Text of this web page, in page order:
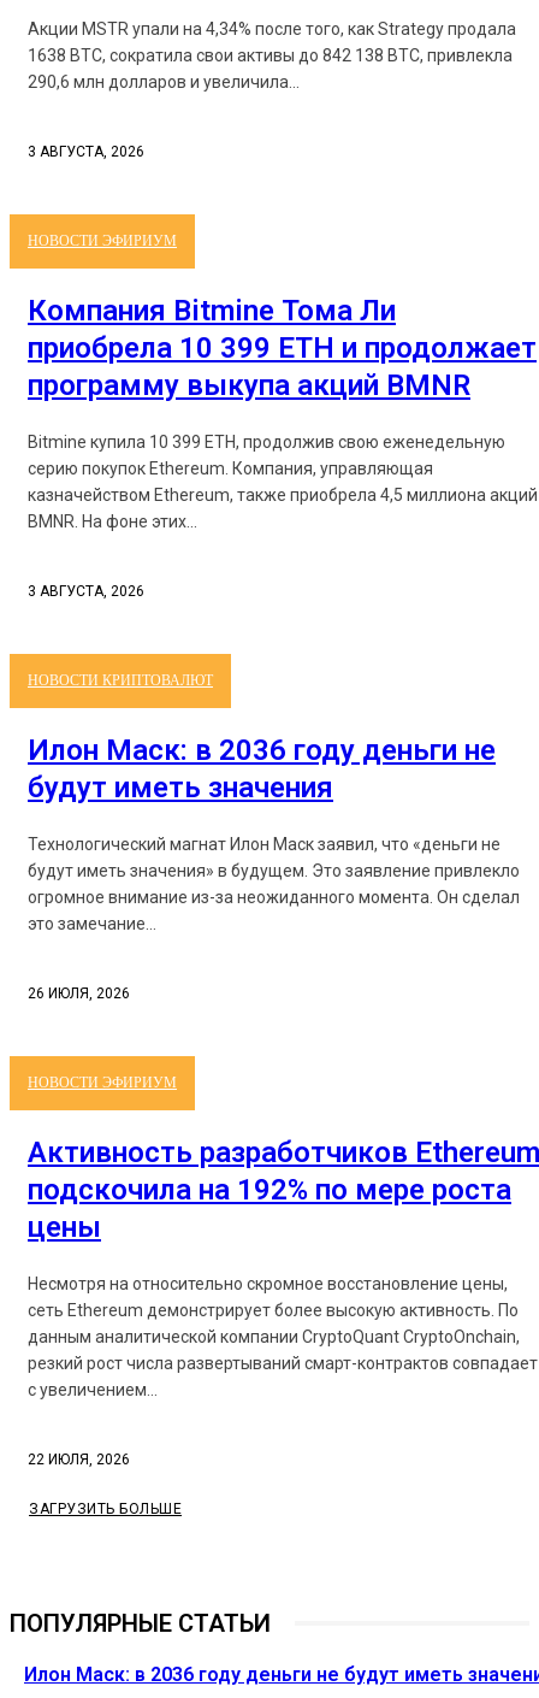
Акции MSTR упали на 4,34% после того, как Strategy продала
1638 BTC, сократила свои активы до 842 138 BTC, привлекла
290,6 млн долларов и увеличила...
3 АВГУСТА, 2026
НОВОСТИ ЭФИРИУМ
Компания Bitmine Тома Ли
приобрела 10 399 ETH и продолжает
программу выкупа акций BMNR
Bitmine купила 10 399 ETH, продолжив свою еженедельную
серию покупок Ethereum. Компания, управляющая
казначейством Ethereum, также приобрела 4,5 миллиона акций
BMNR. На фоне этих...
3 АВГУСТА, 2026
НОВОСТИ КРИПТОВАЛЮТ
Илон Маск: в 2036 году деньги не
будут иметь значения
Технологический магнат Илон Маск заявил, что «деньги не
будут иметь значения» в будущем. Это заявление привлекло
огромное внимание из-за неожиданного момента. Он сделал
это замечание...
26 ИЮЛЯ, 2026
НОВОСТИ ЭФИРИУМ
Активность разработчиков Ethereum
подскочила на 192% по мере роста
цены
Несмотря на относительно скромное восстановление цены,
сеть Ethereum демонстрирует более высокую активность. По
данным аналитической компании CryptoQuant CryptoOnchain,
резкий рост числа развертываний смарт-контрактов совпадает
с увеличением...
22 ИЮЛЯ, 2026
ЗАГРУЗИТЬ БОЛЬШЕ
ПОПУЛЯРНЫЕ СТАТЬИ
Илон Маск: в 2036 году деньги не будут иметь